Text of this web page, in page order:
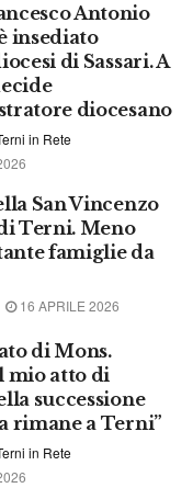
Antonio
insediato
di Sassari. A
diocesano
in Rete
San Vincenzo
Terni. Meno
famiglie da
16 APRILE 2026
di Mons.
mio atto di
successione
rimane a Terni”
in Rete